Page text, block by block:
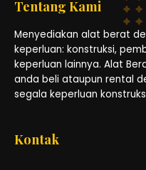
Tentang Kami
Menyediakan alat berat
keperluan: konstruksi,
keperluan lainnya. Alat
anda beli ataupun rental
segala keperluan
Kontak